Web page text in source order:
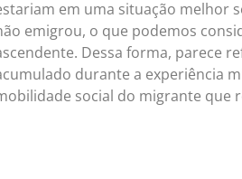
em uma situação melhor
emigrou, o que podemos
Dessa forma, parece
durante a experiência
social do migrante que